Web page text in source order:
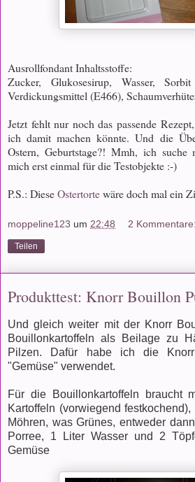
Ausrollfondant Inhaltsstoffe:
Zucker, Glukosesirup, Wasser,
Verdickungsmittel (E466),
Jetzt fehlt nur noch das passende
ich damit machen könnte. Und die
Ostern, Geburtstage?! Mmh, ich suche
mich erst einmal für die Testobjekte :-)
P.S.: DieseOstertortewäre doch mal ein
moppeline123 um 22:48 2 Kommentare:
Teilen
Produkttest: Knorr Bouillon
Und gleich weiter mit der Knorr
Bouillonkartoffeln als Beilage zu
Pilzen. Dafür habe ich die
"Gemüse" verwendet.
Für die Bouillonkartoffeln braucht
Kartoffeln (vorwiegend
Möhren, was Grünes, entweder
Porree, 1 Liter Wasser und 2
Gemüse